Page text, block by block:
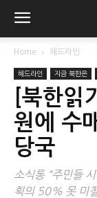
Home 헤드라인
헤드라인 지금 북한은
[북한읽
원에 수
당국
소식통 “주민들
획의 50% 못 미